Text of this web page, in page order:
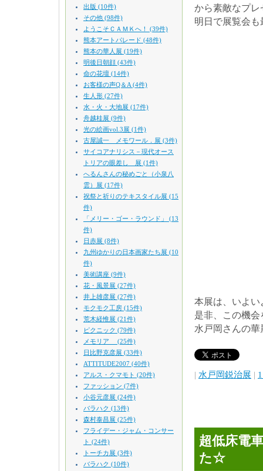
出版 (10件)
その他 (98件)
ようこそＣＡＭＫへ！ (39件)
熊本アートパレード (48件)
熊本の華人展 (19件)
明後日朝顔 (43件)
命の花壇 (14件)
お客様の声Q＆A (4件)
生人形 (27件)
水・火・大地展 (17件)
舟越桂展 (9件)
光の絵画vol.3展 (1件)
古屋誠一 メモワール．展 (3件)
サイコアナリシス－現代オース
トリアの眼差し 展 (1件)
へるんさんの秘めごと（小泉八
雲）展 (17件)
祝祭と祈りのテキスタイル展 (15
件)
「メリー・ゴー・ラウンド」 (13
件)
日赤展 (8件)
九州ゆかりの日本画家たち展 (10
件)
美術講座 (9件)
花・風景展 (27件)
井上雄彦展 (27件)
モクモク工房 (15件)
荒木経惟展 (21件)
ピクニック (79件)
メモリア (25件)
日比野克彦展 (33件)
ATTITUDE2007 (40件)
アルス・クマモト (20件)
ファッション (7件)
小谷元彦展 (24件)
バラハク (13件)
森村泰昌展 (25件)
フライデー・ジャム・コンサー
ト (24件)
トーチカ展 (3件)
バラハク (10件)
から素敵なプレ
明日で展覧会
本展は、いよい
是非、この機
水戸岡さんの
| 水戸岡鋭治展 |
超低床電
た☆